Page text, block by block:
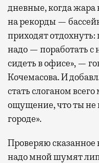
дневные, когда жара
на рекорды —
приходят отдохнуть:
надо — поработать с
сидеть в офисе», —
Кочемасова. И
стать слоганом
ощущение, что ты не
городе».
Проверяю сказанное
надо мной шумят